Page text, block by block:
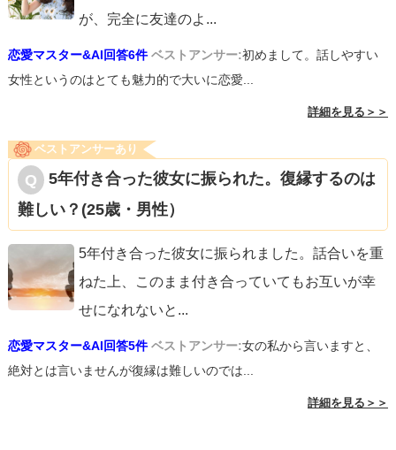
が、完全に友達のよ ...
恋愛マスター&AI回答6件 ベストアンサー:初めまして。話しやすい
女性というのはとても魅力的で大いに恋愛...
詳細を見る＞＞
ベストアンサーあり
5年付き合った彼女に振られた。復縁するのは
難しい？(25歳・男性）
5年付き合った彼女に振られました。話合いを重
ねた上、このまま付き合っていてもお互いが幸
せになれないと ...
恋愛マスター&AI回答5件 ベストアンサー:女の私から言いますと、
絶対とは言いませんが復縁は難しいのでは...
詳細を見る＞＞